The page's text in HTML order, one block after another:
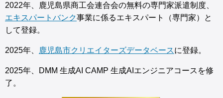
2022年、鹿児島県商工会連合会の無料の専門家派遣制度、
エキスパートバンク事業に係るエキスパート（専門家）と
して登録。
2025年、 鹿児島市クリエイターズデータベースに登録。
2025年、DMM 生成AI CAMP 生成AIエンジニアコースを修
了。